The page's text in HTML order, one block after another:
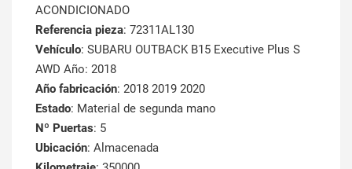
ACONDICIONADO
Referencia pieza: 72311AL130
Vehículo: SUBARU OUTBACK B15 Executive Plus S
AWD Año: 2018
Año fabricación: 2018 2019 2020
Estado: Material de segunda mano
Nº Puertas: 5
Ubicación: Almacenada